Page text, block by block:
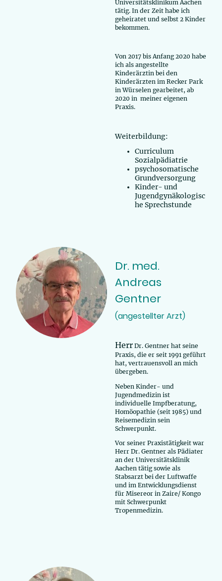
Universitätsklinikum Aachen
tätig. In der Zeit habe ich
geheiratet und selbst 2 Kinder
bekommen.
Von 2017 bis Anfang 2020 habe
ich als angestellte
Kinderärztin bei den
Kinderärzten im Recker Park
in Würselen gearbeitet, ab
2020 in meiner eigenen
Praxis.
Weiterbildung:
Curriculum
Sozialpädiatrie
psychosomatische
Grundversorgung
Kinder- und
Jugendgynäkologisc
he Sprechstunde
Dr. med.
Andreas
Gentner
(angestellter Arzt)
Herr Dr. Gentner hat seine
Praxis, die er seit 1991 geführt
hat, vertrauensvoll an mich
übergeben.
Neben Kinder- und
Jugendmedizin ist
individuelle Impfberatung,
Homöopathie (seit 1985) und
Reisemedizin sein
Schwerpunkt.
Vor seiner Praxistätigkeit war
Herr Dr. Gentner als Pädiater
an der Universitätsklinik
Aachen tätig sowie als
Stabsarzt bei der Luftwaffe
und im Entwicklungsdienst
für Misereor in Zaire/ Kongo
mit Schwerpunkt
Tropenmedizin.